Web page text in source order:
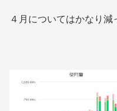
４月についてはかなり減